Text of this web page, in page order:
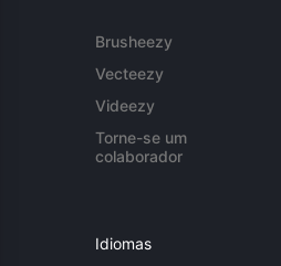
Brusheezy
Vecteezy
Videezy
Torne-se um
colaborador
Idiomas